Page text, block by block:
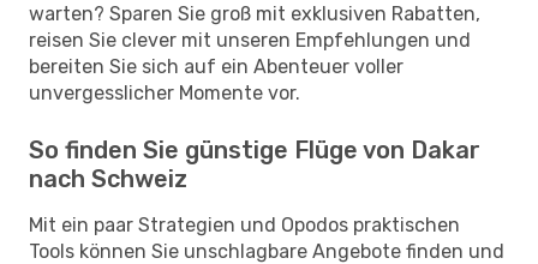
warten? Sparen Sie groß mit exklusiven Rabatten,
reisen Sie clever mit unseren Empfehlungen und
bereiten Sie sich auf ein Abenteuer voller
unvergesslicher Momente vor.
So finden Sie günstige Flüge von Dakar
nach Schweiz
Mit ein paar Strategien und Opodos praktischen
Tools können Sie unschlagbare Angebote finden und